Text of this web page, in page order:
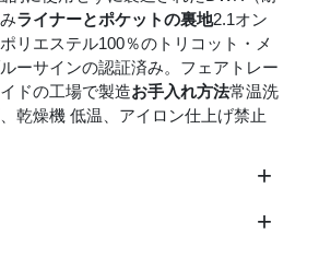
ライナーとポケットの裏地2.1オン
リエステル100％のトリコット・メ
ーサインの認証済み。フェアトレー
ドの工場で製造お手入れ方法常温洗
乾燥機 低温、アイロン仕上げ禁止